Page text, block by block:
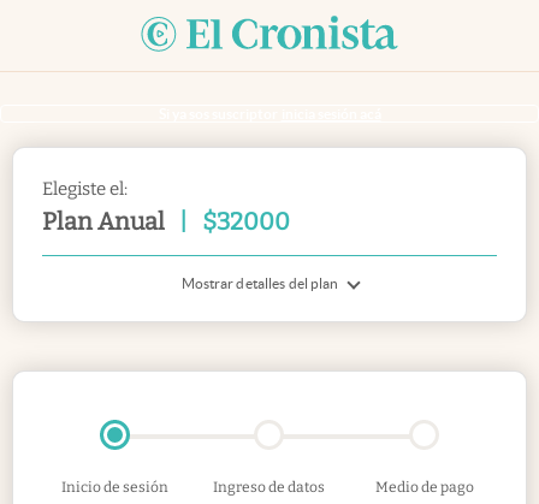
Elegiste el:
Plan Anual $32000
Mostrar detalles del plan
Inicio de sesión Ingreso de datos Medio de pago